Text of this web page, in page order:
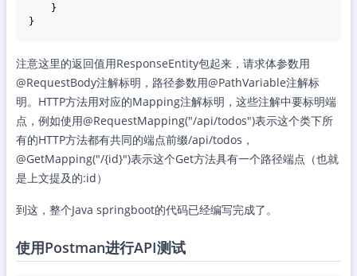
注意这里的返回值用ResponseEntity包起来，请求体参数用
@RequestBody注解标明，路径参数用@PathVariable注解标
明。HTTP方法用对应的Mapping注解标明，这些注解中要标明端
点，例如使用@RequestMapping("/api/todos")表示这个类下所
有的HTTP方法都有共同的端点前缀/api/todos，
@GetMapping("/{id}")表示这个Get方法具有一个路径端点（也就
是上文提及的:id）
到这，整个Java springboot的代码已经编写完成了。
使用Postman进行API测试